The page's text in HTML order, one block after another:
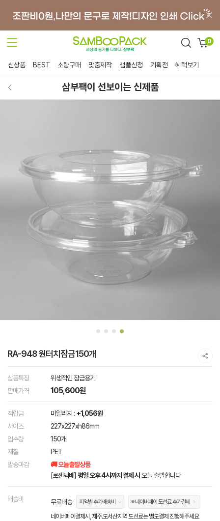
0
신상품 BEST 소량구매 맞춤제작 샘플신청 기획전 혜택보기
삼부팩이 선보이는 신제품
RA-948 원터치잠금150개
상품특징
위생적인 잠금용기
판매가격
105,600원
적립금 마일리지 : +1,056원
사이즈
227x227xh86mm
입수량
150개
재질
PET
발송마감
🚚 오늘출발상품
[로젠택배] 평일 오후 4시까지 결제 시 오늘 출발합니다
배송비 무료배송 지역별 추가배송비 ※ 네이버페이 도선료 추가결제
네이버페이결제시, 제주.도서산지역 도선료는 별도결제 진행해주세요